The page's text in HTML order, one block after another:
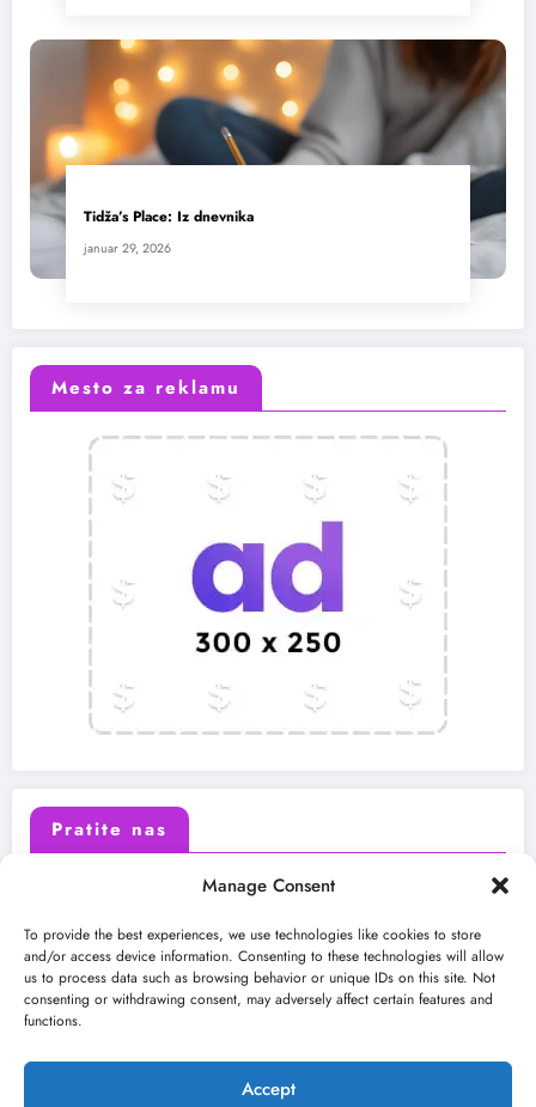
Manage Consent
To provide the best experiences, we use technologies like cookies to store
and/or access device information. Consenting to these technologies will allow
us to process data such as browsing behavior or unique IDs on this site. Not
consenting or withdrawing consent, may adversely affect certain features and
functions.
Accept
Tidža’s Place: Iz dnevnika
januar 29, 2026
Mesto za reklamu
Pratite nas
Instagram Youtube